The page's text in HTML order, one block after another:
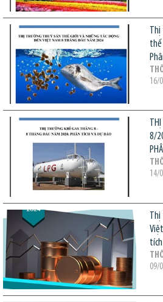
Thị
thế
THỊ
8/
14/
Thị
09/